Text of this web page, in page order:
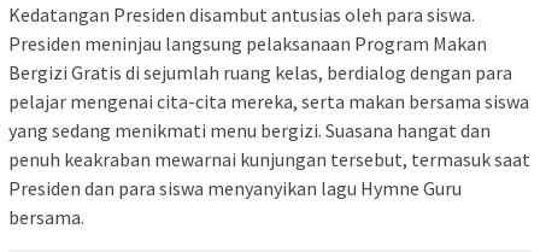
Kedatangan Presiden disambut antusias oleh para siswa.
Presiden meninjau langsung pelaksanaan Program Makan
Bergizi Gratis di sejumlah ruang kelas, berdialog dengan para
pelajar mengenai cita-cita mereka, serta makan bersama siswa
yang sedang menikmati menu bergizi. Suasana hangat dan
penuh keakraban mewarnai kunjungan tersebut, termasuk saat
Presiden dan para siswa menyanyikan lagu Hymne Guru
bersama.